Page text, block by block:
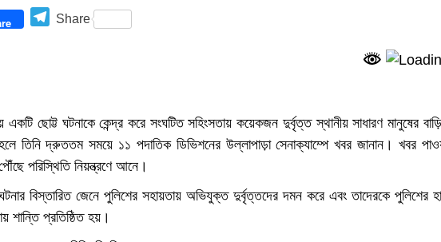
Telegram
Share
ছোট্ট ঘটনাকে কেন্দ্র করে সংঘটিত সহিংসতায় কয়েকজন দুর্বৃত্ত স্থানীয় সাধারণ মানুষের
তিনি দ্রুততম সময়ে ১১ পদাতিক ডিভিশনের উল্লাপাড়া সেনাক্যাম্পে খবর জানান। খবর
পরিস্থিতি নিয়ন্ত্রণে আনে।
বিস্তারিত জেনে পুলিশের সহায়তায় অভিযুক্ত দুর্বৃত্তদের দমন করে এবং তাদেরকে পুলিশের
শান্তি প্রতিষ্ঠিত হয়।